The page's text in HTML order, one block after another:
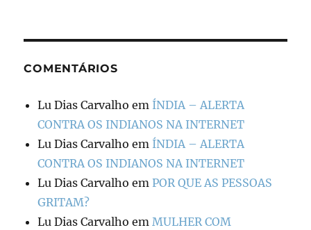
COMENTÁRIOS
Lu Dias Carvalho em ÍNDIA – ALERTA
CONTRA OS INDIANOS NA INTERNET
Lu Dias Carvalho em ÍNDIA – ALERTA
CONTRA OS INDIANOS NA INTERNET
Lu Dias Carvalho emPOR QUE AS PESSOAS
GRITAM?
Lu Dias Carvalho emMULHER COM